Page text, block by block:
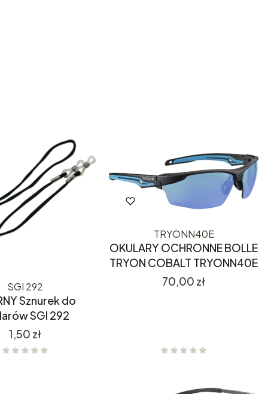
SGI 292
Sznurek do
SGI 292
Cena
1,50 zł
TRYONN40E
OKULARY OCHRONNE BOLLE
TRYON COBALT TRYONN40E
Cena
70,00 zł